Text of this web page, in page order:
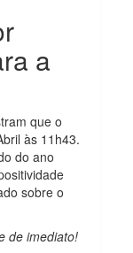
a
que o
às 11h43.
do ano
sobre o
de imediato!